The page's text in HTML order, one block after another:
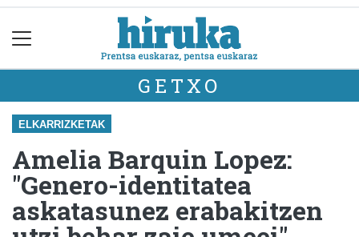
GETXO
ELKARRIZKETAK
Amelia Barquin Lopez:
"Genero-identitatea
askatasunez erabakitzen